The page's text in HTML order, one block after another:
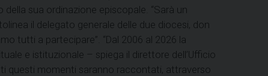
della sua ordinazione episcopale. “Sarà un
il delegato generale delle due diocesi, don
tutti a partecipare”. “Dal 2006 al 2026 la
e istituzionale – spiega il direttore dell’Ufficio
questi momenti saranno raccontati, attraverso